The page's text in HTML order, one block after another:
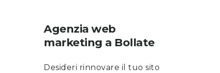
Agenzia web
marketing a Bollate
Desideri rinnovare il tuo sito